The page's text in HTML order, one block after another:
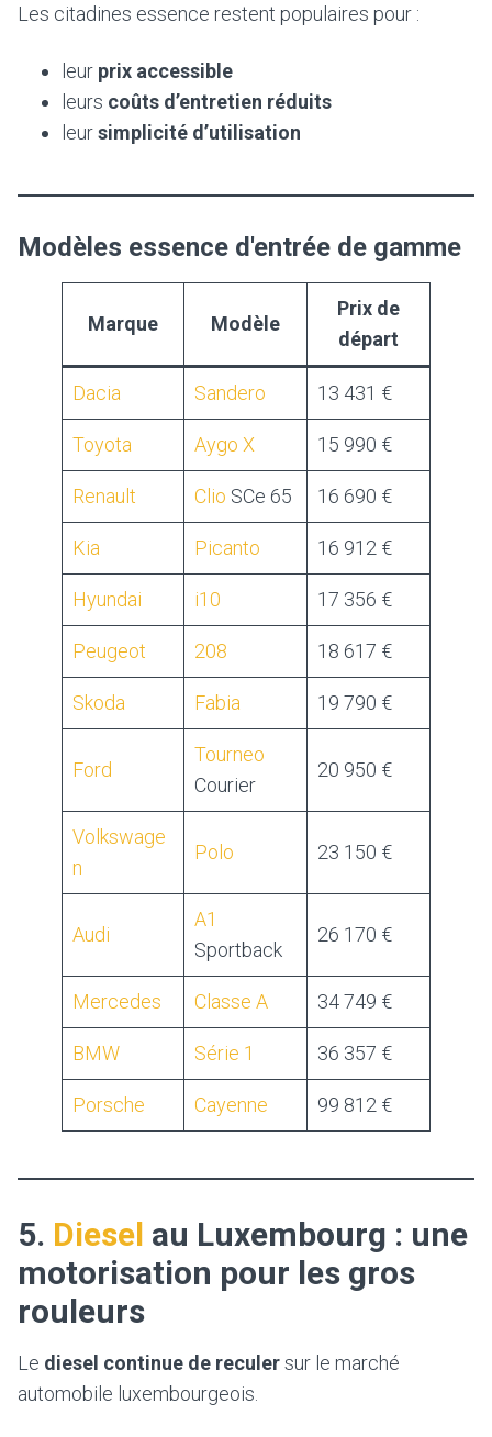
Les citadines essence restent populaires pour :
leur prix accessible
leurs coûts d’entretien réduits
leursimplicité d’utilisation
Modèles essence d'entrée de gamme
Marque Modèle
Prix de
départ
Dacia Sandero 13 431 €
Toyota Aygo X 15 990 €
Renault Clio SCe 65 16 690 €
Kia Picanto 16 912 €
Hyundai i10 17 356 €
Peugeot 208 18 617 €
Skoda Fabia 19 790 €
Ford
Tourneo
Courier
20 950 €
Volkswage
n
Polo 23 150 €
Audi
A1
Sportback
26 170 €
Mercedes Classe A 34 749 €
BMW Série 1 36 357 €
Porsche Cayenne 99 812 €
5. Diesel au Luxembourg : une
motorisation pour les gros
rouleurs
Le diesel continue de reculersur le marché
automobile luxembourgeois.